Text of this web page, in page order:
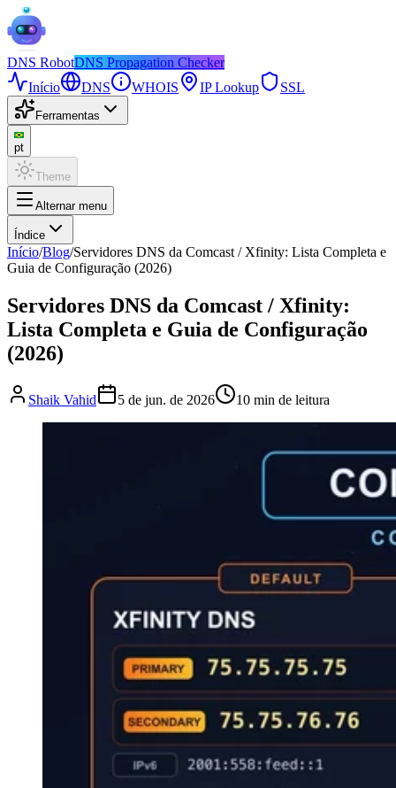
DNS RobotDNS Propagation Checker
Início
DNS WHOIS IP Lookup SSL
Ferramentas
pt
Theme
Alternar menu
Índice
Início/Blog/Servidores DNS da Comcast / Xfinity: Lista Completa e
Guia de Configuração (2026)
Servidores DNS da Comcast / Xfinity:
Lista Completa e Guia de Configuração
(2026)
Shaik Vahid 5 de jun. de 2026 10 min de leitura